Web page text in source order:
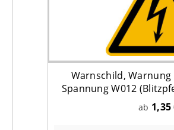
Warnschild,
Spannung W012
EN ISO
ab 1,35